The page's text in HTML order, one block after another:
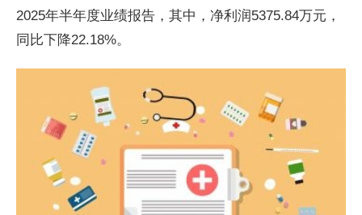
2025年半年度业绩报告，其中，净利润5375.84万元，
同比下降22.18%。